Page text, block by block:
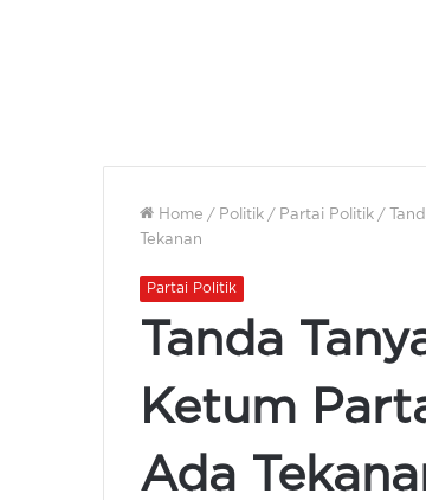
Home / Politik / Partai Politik /
Tekanan
Partai Politik
Tanda
Ketum
Ada